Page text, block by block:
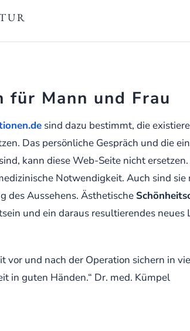
für Mann und Frau
sind dazu bestimmt, die
Das persönliche Gespräch und die
kann diese Web-Seite nicht ersetzen.
Notwendigkeit. Auch sind sie
des Aussehens. Ästhetische
und ein daraus resultierendes neues
und nach der Operation sichern in
in guten Händen.“ Dr. med. Kümpel